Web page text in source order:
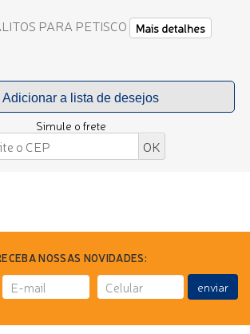
PARA PETISCO
Mais detalhes
Simule o frete
NOSSAS NOVIDADES:
enviar